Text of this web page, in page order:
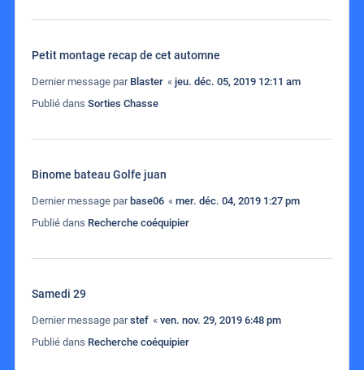
Petit montage recap de cet automne
Dernier message par Blaster « jeu. déc. 05, 2019 12:11 am
Publié dans Sorties Chasse
Binome bateau Golfe juan
Dernier message par base06 « mer. déc. 04, 2019 1:27 pm
Publié dans Recherche coéquipier
Samedi 29
Dernier message parstef « ven. nov. 29, 2019 6:48 pm
Publié dans Recherche coéquipier